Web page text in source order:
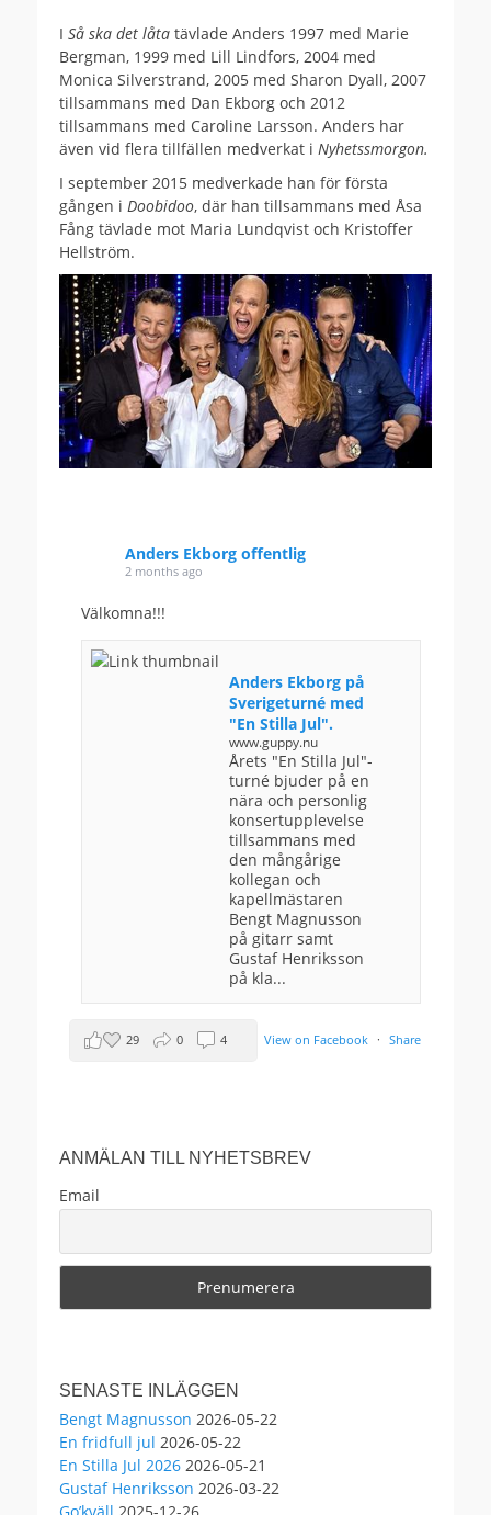
I Så ska det låta tävlade Anders 1997 med Marie
Bergman, 1999 med Lill Lindfors, 2004 med
Monica Silverstrand, 2005 med Sharon Dyall, 2007
tillsammans med Dan Ekborg och 2012
tillsammans med Caroline Larsson. Anders har
även vid flera tillfällen medverkat i Nyhetssmorgon.
I september 2015 medverkade han för första
gången i Doobidoo, där han tillsammans med Åsa
Fång tävlade mot Maria Lundqvist och Kristoffer
Hellström.
Anders Ekborg offentlig
2 months ago
Välkomna!!!
Anders Ekborg på
Sverigeturné med
"En Stilla Jul".
www.guppy.nu
Årets "En Stilla Jul"-
turné bjuder på en
nära och personlig
konsertupplevelse
tillsammans med
den mångårige
kollegan och
kapellmästaren
Bengt Magnusson
på gitarr samt
Gustaf Henriksson
på kla...
View on Facebook · Share
29 0 4
owner only shared it with a small group of
people, changed who can see it or it's been
deleted.
Anders Ekborg offentlig
3 months ago
EN STILLA JUL 2026
ANMÄLAN TILL NYHETSBREV
Email
SENASTE INLÄGGEN
Bengt Magnusson 2026-05-22
En fridfull jul 2026-05-22
En Stilla Jul 2026 2026-05-21
Gustaf Henriksson 2026-03-22